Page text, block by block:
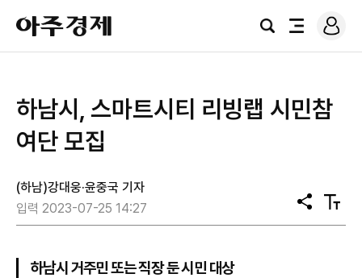
아
주
경
검
전
로
그
하남시, 스마트시티 리빙랩 시민참
여단 모집
(하남)강대웅·윤중국 기자
입력 2023-07-25 14:27
공
유
텍
스
하남시 거주민 또는 직장 둔 시민 대상